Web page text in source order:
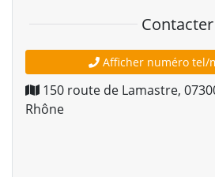
Contacter
Afficher numéro tel/
150 route de Lamastre,
Rhône